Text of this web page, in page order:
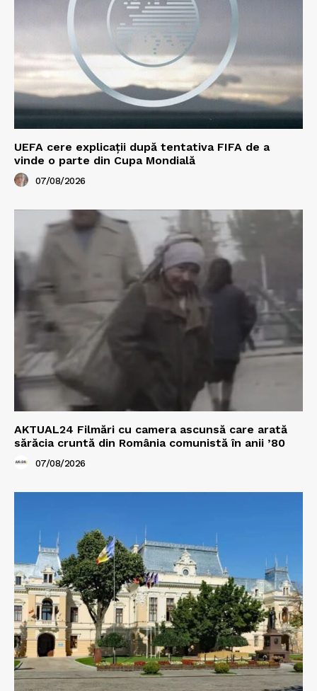
UEFA cere explicații după tentativa FIFA de a
vinde o parte din Cupa Mondială
07/08/2026
AKTUAL24 Filmări cu camera ascunsă care arată
sărăcia cruntă din România comunistă în anii ’80
07/08/2026